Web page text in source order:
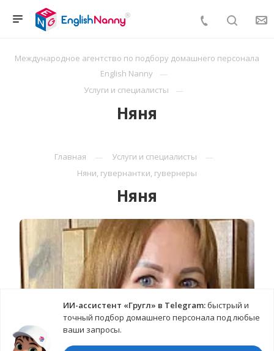
Международное агентство по подбору домашнего персонала
English Nanny
Услуги и специалисты
Няня
Главная
Услуги и специалисты
Няни, гувернантки, гувернеры
Няня
ИИ-ассистент «Гругл» в Telegram:быстрый и
точный подбор домашнего персонала под любые
ваши запросы.